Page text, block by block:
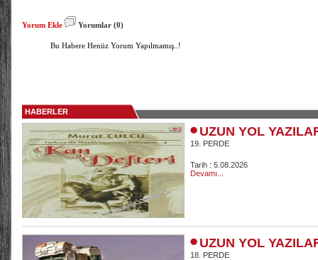
Yorum Ekle Yorumlar (0)
Bu Habere Henüz Yorum Yapılmamış..!
HABERLER
UZUN YOL
19. PERDE
Tarih : 5.08.2026
Devamı...
UZUN YOL
18. PERDE